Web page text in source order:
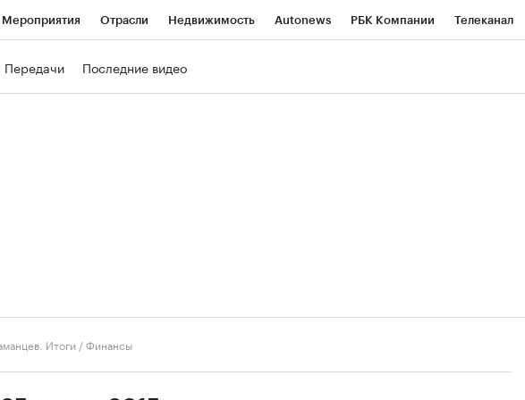
Мероприятия Отрасли Недвижимость Autonews РБК Компании Телеканал
Передачи Последние видео
Итоги /Финансы